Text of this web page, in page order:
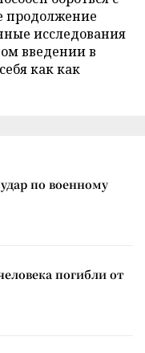
продолжение
исследования
введении в
как как
по военному
погибли от